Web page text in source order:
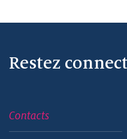
Restez
Contacts